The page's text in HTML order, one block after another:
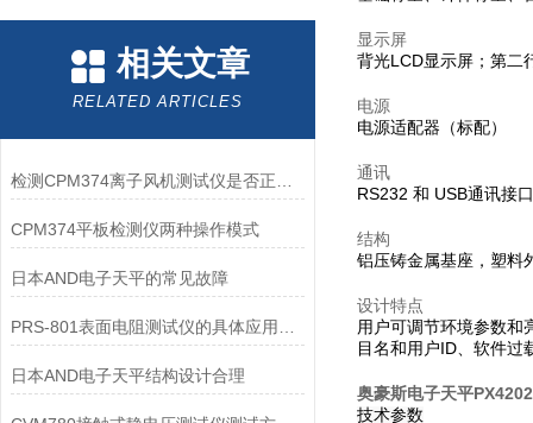
相关文章
RELATED ARTICLES
CPM374平板检测仪两种操作模式
日本AND电子天平的常见故障
日本AND电子天平结构设计合理
显示屏
背光LCD显示屏；第二
电源
电源适配器（标配）
通讯
RS232 和 USB通讯接
结构
铝压铸金属基座，塑料
设计特点
用户可调节环境参数和
目名和用户ID、软件过
奥豪斯电子天平
技术参数